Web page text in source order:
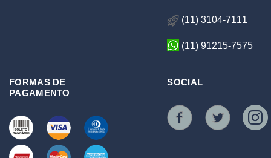
(11) 3104-7111
(11) 91215-7575
FORMAS DE
PAGAMENTO
SOCIAL